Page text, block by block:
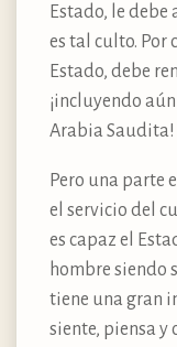
Estado, le debe
es tal culto. Por
Estado, debe
¡incluyendo
Arabia Saudita!
Pero una parte
el servicio del
es capaz el
hombre siendo
tiene una gran
siente, piensa y